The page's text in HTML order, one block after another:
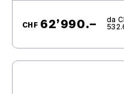
CHF 62’990.– da